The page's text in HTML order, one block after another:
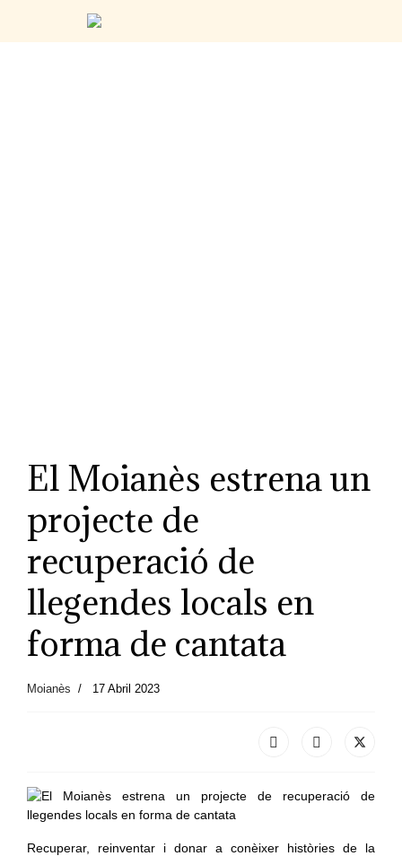
El Moianès estrena un
projecte de
recuperació de
llegendes locals en
forma de cantata
Moianès 17 Abril 2023
Recuperar, reinventar i donar a conèixer històries de la